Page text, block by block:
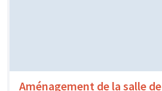
Aménagement de la salle de